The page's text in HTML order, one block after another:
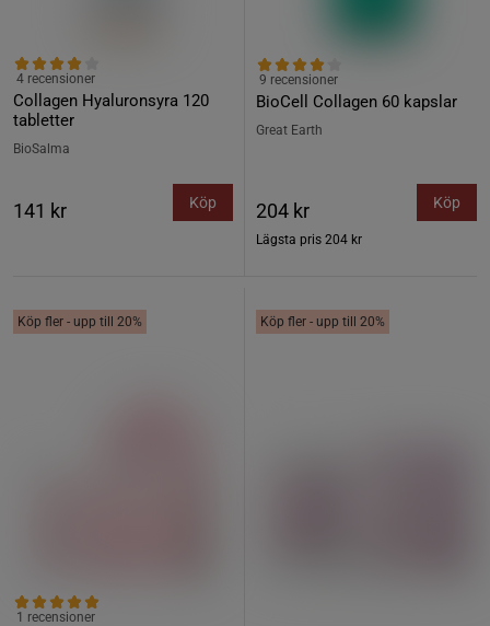
Collagen Hyaluronsyra 120
tabletter
4 recensioner
BioSalma
141 kr Köp
BioCell Collagen 60 kapslar
9 recensioner
Great Earth
204 kr
Lägsta pris 204 kr
Köp
Köp fler - upp till 20%
1 recensioner
Köp fler - upp till 20%